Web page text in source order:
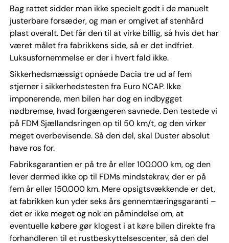
Bag rattet sidder man ikke specielt godt i de manuelt
justerbare forsæder, og man er omgivet af stenhård
plast overalt. Det får den til at virke billig, så hvis det har
været målet fra fabrikkens side, så er det indfriet.
Luksusfornemmelse er der i hvert fald ikke.
Sikkerhedsmæssigt opnåede Dacia tre ud af fem
stjerner i sikkerhedstesten fra Euro NCAP. Ikke
imponerende, men bilen har dog en indbygget
nødbremse, hvad forgængeren savnede. Den testede vi
på FDM Sjællandsringen op til 50 km/t, og den virker
meget overbevisende. Så den del, skal Duster absolut
have ros for.
Fabriksgarantien er på tre år eller 100.000 km, og den
lever dermed ikke op til FDMs mindstekrav, der er på
fem år eller 150.000 km. Mere opsigtsvækkende er det,
at fabrikken kun yder seks års gennemtæringsgaranti –
det er ikke meget og nok en påmindelse om, at
eventuelle købere gør klogest i at køre bilen direkte fra
forhandleren til et rustbeskyttelsescenter, så den del